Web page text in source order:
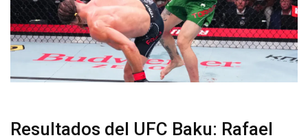
Resultados del UFC Baku: Rafael